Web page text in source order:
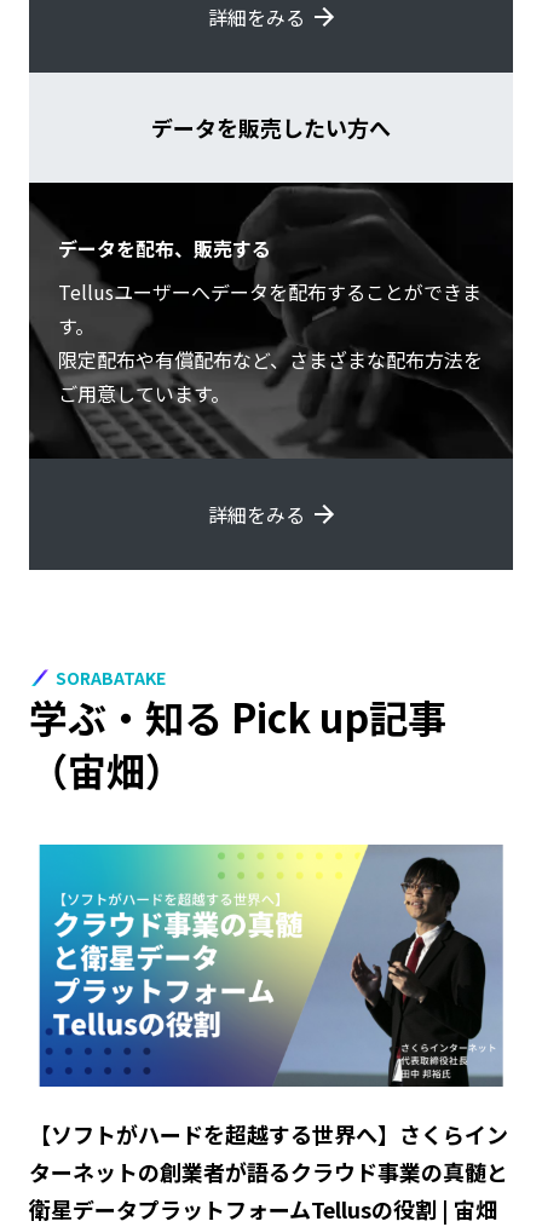
詳細をみる
データを販売したい方へ
データを配布、販売する
Tellusユーザーへデータを配布することができま
す。
限定配布や有償配布など、さまざまな配布方法を
ご用意しています。
詳細をみる
SORABATAKE
学ぶ・知る Pick up記事
（宙畑）
【ソフトがハードを超越する世界へ】さくらイン
ターネットの創業者が語るクラウド事業の真髄と
衛星データプラットフォームTellusの役割 | 宙畑